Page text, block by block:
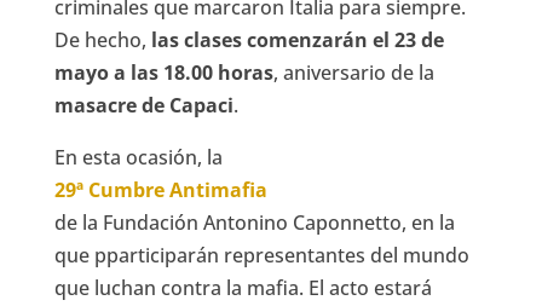
criminales que marcaron Italia para siempre.
De hecho, las clases comenzarán el 23 de
mayo a las 18.00 horas, aniversario de la
masacre de Capaci.
En esta ocasión, la
29ª Cumbre Antimafia
de la Fundación Antonino Caponnetto, en la
que pparticiparán representantes del mundo
que luchan contra la mafia. El acto estará